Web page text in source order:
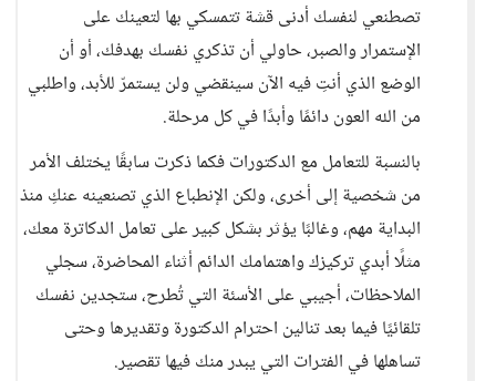
تصطنعي لنفسك أدنى قشة تتمسكي بها لتعينك على
الإستمرار والصبر، حاولي أن تذكري نفسك بهدفك، أو أن
الوضع الذي أنتِ فيه الآن سينقضي ولن يستمرّ للأبد، واطلبي
من الله العون دائمًا وأبدًا في كل مرحلة.
بالنسبة للتعامل مع الدكتورات فكما ذكرت سابقًا يختلف الأمر
من شخصية إلى أخرى، ولكن الإنطباع الذي تصنعينه عنكِ منذ
البداية مهم، وغالبًا يؤثر بشكل كبير على تعامل الدكاترة معك،
مثلًا أبدي تركيزك واهتمامك الدائم أثناء المحاضرة، سجلي
الملاحظات، أجيبي على الأسئة التي تُطرح، ستجدين نفسك
تلقائيًا فيما بعد تنالين احترام الدكتورة وتقديرها وحتى
تساهلها في الفترات التي يبدر منك فيها تقصير.